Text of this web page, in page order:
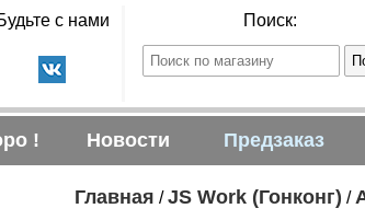
с нами Поиск:
! Новости Предзаказ
Главная /JS Work (Гонконг) /